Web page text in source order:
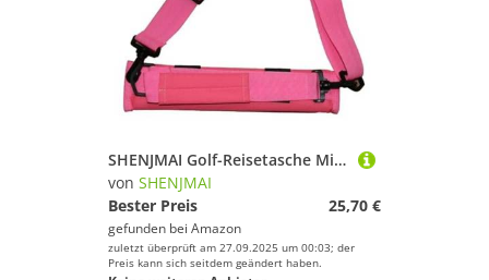
SHENJMAI Golf-Reisetasche Mini Nylon Golf Club Tragetasche Tragen Driving Range Reisetasche Training Organizer Fall Mit Verstellbaren Schultergurten(Pink)
von SHENJMAI
Bester Preis
25,70 €
gefunden bei Amazon
zuletzt überprüft am 27.09.2025 um 00:03; der
Preis kann sich seitdem geändert haben.